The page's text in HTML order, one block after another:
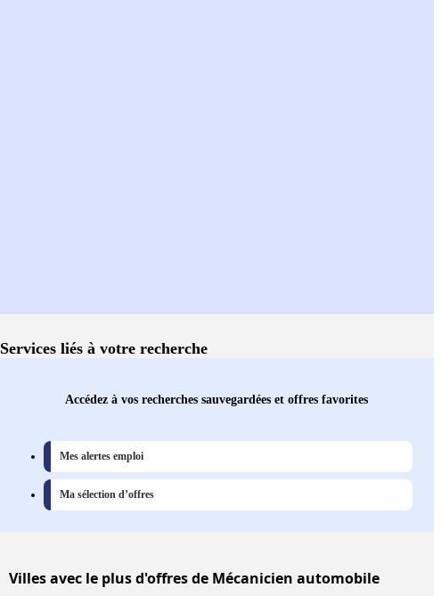
Services liés à votre recherche
Accédez à vos recherches sauvegardées et offres favorites
Mes alertes emploi
Ma sélection d’offres
Villesavec le plus d'offres de Mécanicien automobile